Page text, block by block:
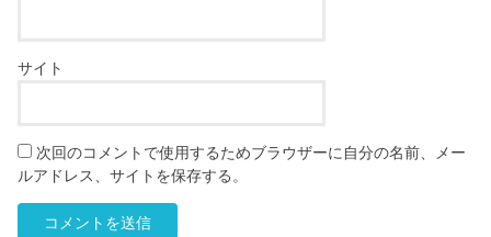
サイト
次回のコメントで使用するためブラウザーに自分の名前、メー
ルアドレス、サイトを保存する。